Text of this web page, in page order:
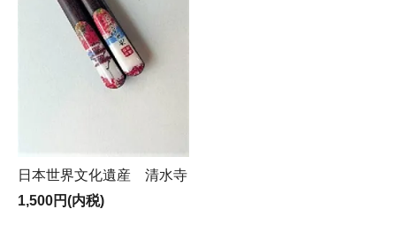
日本世界文化遺産 清水寺
1,500円(内税)